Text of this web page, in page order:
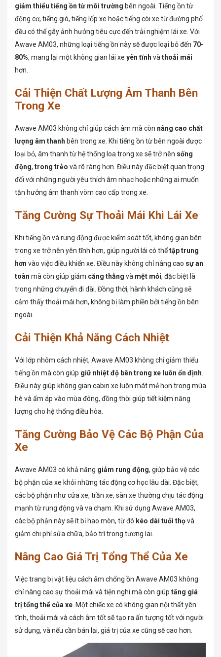
giảm thiểu tiếng ồn từ môi trường bên ngoài. Tiếng ồn từ
động cơ, tiếng gió, tiếng lốp xe hoặc tiếng còi xe từ đường phố
đều có thể gây ảnh hưởng tiêu cực đến trải nghiệm lái xe. Với
Awave AM03, những loại tiếng ồn này sẽ được loại bỏ đến 70-
80%, mang lại một không gian lái xe yên tĩnh và thoải mái
hơn.
Cải Thiện Chất Lượng Âm Thanh Bên
Trong Xe
Awave AM03 không chỉ giúp cách âm mà còn nâng cao chất
lượng âm thanh bên trong xe. Khi tiếng ồn từ bên ngoài được
loại bỏ, âm thanh từ hệ thống loa trong xe sẽ trở nên sống
động, trong trẻo và rõ ràng hơn. Điều này đặc biệt quan trọng
đối với những người yêu thích âm nhạc hoặc những ai muốn
tận hưởng âm thanh vòm cao cấp trong xe.
Tăng Cường Sự Thoải Mái Khi Lái Xe
Khi tiếng ồn và rung động được kiểm soát tốt, không gian bên
trong xe trở nên yên tĩnh hơn, giúp người lái có thểtập trung
hơn vào việc điều khiển xe. Điều này không chỉ nâng cao sự an
toàn mà còn giúp giảm căng thẳng và mệt mỏi, đặc biệt là
trong những chuyến đi dài. Đồng thời, hành khách cũng sẽ
cảm thấy thoải mái hơn, không bị làm phiền bởi tiếng ồn bên
ngoài.
Cải Thiện Khả Năng Cách Nhiệt
Với lớp nhôm cách nhiệt, Awave AM03 không chỉ giảm thiểu
tiếng ồn mà còn giúp giữ nhiệt độ bên trong xe luôn ổn định
Điều này giúp không gian cabin xe luôn mát mẻ hơn trong mùa
hè và ấm áp vào mùa đông, đồng thời giúp tiết kiệm năng
lượng cho hệ thống điều hòa.
Tăng Cường Bảo Vệ Các Bộ Phận Của
Xe
Awave AM03 có khả năng giảm rung động, giúp bảo vệ các
bộ phận của xe khỏi những tác động cơ học lâu dài. Đặc biệt,
các bộ phận như cửa xe, trần xe, sàn xe thường chịu tác động
mạnh từ rung động và va chạm. Khi sử dụng Awave AM03,
các bộ phận này sẽ ít bị hao mòn, từ đó kéo dài tuổi thọvà
giảm chi phí sửa chữa, bảo trì trong tương lai.
Nâng Cao Giá Trị Tổng Thể Của Xe
Việc trang bị vật liệu cách âm chống ồn Awave AM03 không
chỉ nâng cao sự thoải mái và tiện nghi mà còn giúp tăng giá
trị tổng thể của xe . Một chiếc xe có không gian nội thất yên
tĩnh, thoải mái và cách âm tốt sẽ tạo ra ấn tượng tốt với người
sử dụng, và nếu cần bán lại, giá trị của xe cũng sẽ cao hơn.